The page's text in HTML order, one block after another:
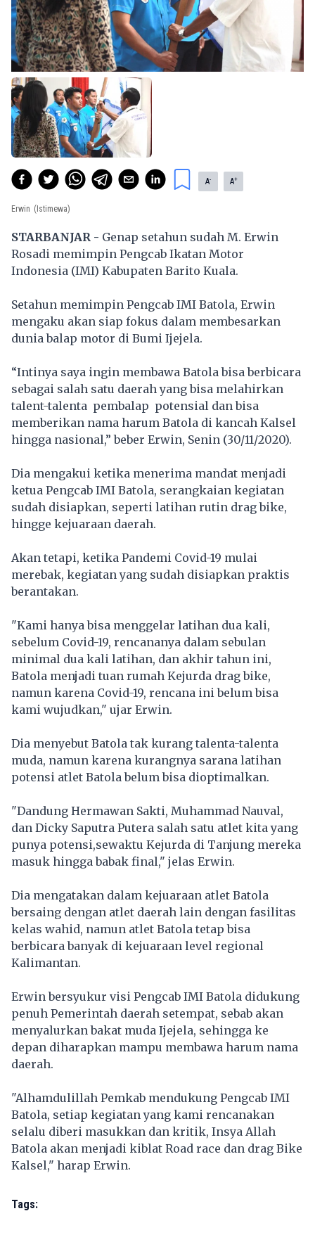
A- A+
Erwin (Istimewa)
STARBANJAR - Genap setahun sudah M. Erwin
Rosadi memimpin Pengcab Ikatan Motor
Indonesia (IMI) Kabupaten Barito Kuala.
Setahun memimpin Pengcab IMI Batola, Erwin
mengaku akan siap fokus dalam membesarkan
dunia balap motor di Bumi Ijejela.
“Intinya saya ingin membawa Batola bisa berbicara
sebagai salah satu daerah yang bisa melahirkan
talent-talenta pembalap potensial dan bisa
memberikan nama harum Batola di kancah Kalsel
hingga nasional,” beber Erwin, Senin (30/11/2020).
Dia mengakui ketika menerima mandat menjadi
ketua Pengcab IMI Batola, serangkaian kegiatan
sudah disiapkan, seperti latihan rutin drag bike,
hingge kejuaraan daerah.
Akan tetapi, ketika Pandemi Covid-19 mulai
merebak, kegiatan yang sudah disiapkan praktis
berantakan.
"Kami hanya bisa menggelar latihan dua kali,
sebelum Covid-19, rencananya dalam sebulan
minimal dua kali latihan, dan akhir tahun ini,
Batola menjadi tuan rumah Kejurda drag bike,
namun karena Covid-19, rencana ini belum bisa
kami wujudkan," ujar Erwin.
Dia menyebut Batola tak kurang talenta-talenta
muda, namun karena kurangnya sarana latihan
potensi atlet Batola belum bisa dioptimalkan.
"Dandung Hermawan Sakti, Muhammad Nauval,
dan Dicky Saputra Putera salah satu atlet kita yang
punya potensi,sewaktu Kejurda di Tanjung mereka
masuk hingga babak final," jelas Erwin.
Dia mengatakan dalam kejuaraan atlet Batola
bersaing dengan atlet daerah lain dengan fasilitas
kelas wahid, namun atlet Batola tetap bisa
berbicara banyak di kejuaraan level regional
Kalimantan.
Erwin bersyukur visi Pengcab IMI Batola didukung
penuh Pemerintah daerah setempat, sebab akan
menyalurkan bakat muda Ijejela, sehingga ke
depan diharapkan mampu membawa harum nama
daerah.
"Alhamdulillah Pemkab mendukung Pengcab IMI
Batola, setiap kegiatan yang kami rencanakan
selalu diberi masukkan dan kritik, Insya Allah
Batola akan menjadi kiblat Road race dan drag Bike
Kalsel," harap Erwin.
Tags: